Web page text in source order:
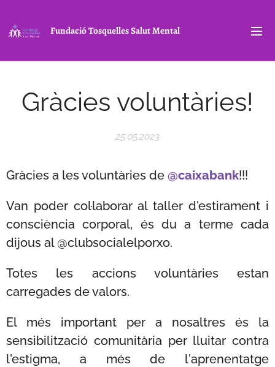
Fundació Tosquelles Salut Mental
Gràcies voluntàries!
25.05.2023
Gràcies a les voluntàries de @caixabank!!!
Van poder col·laborar al taller d'estirament i
consciència corporal, és du a terme cada
dijous al @clubsocialelporxo.
Totes les accions voluntàries estan
carregades de valors.
El més important per a nosaltres és la
sensibilització comunitària per lluitar contra
l'estigma, a més de l'aprenentatge